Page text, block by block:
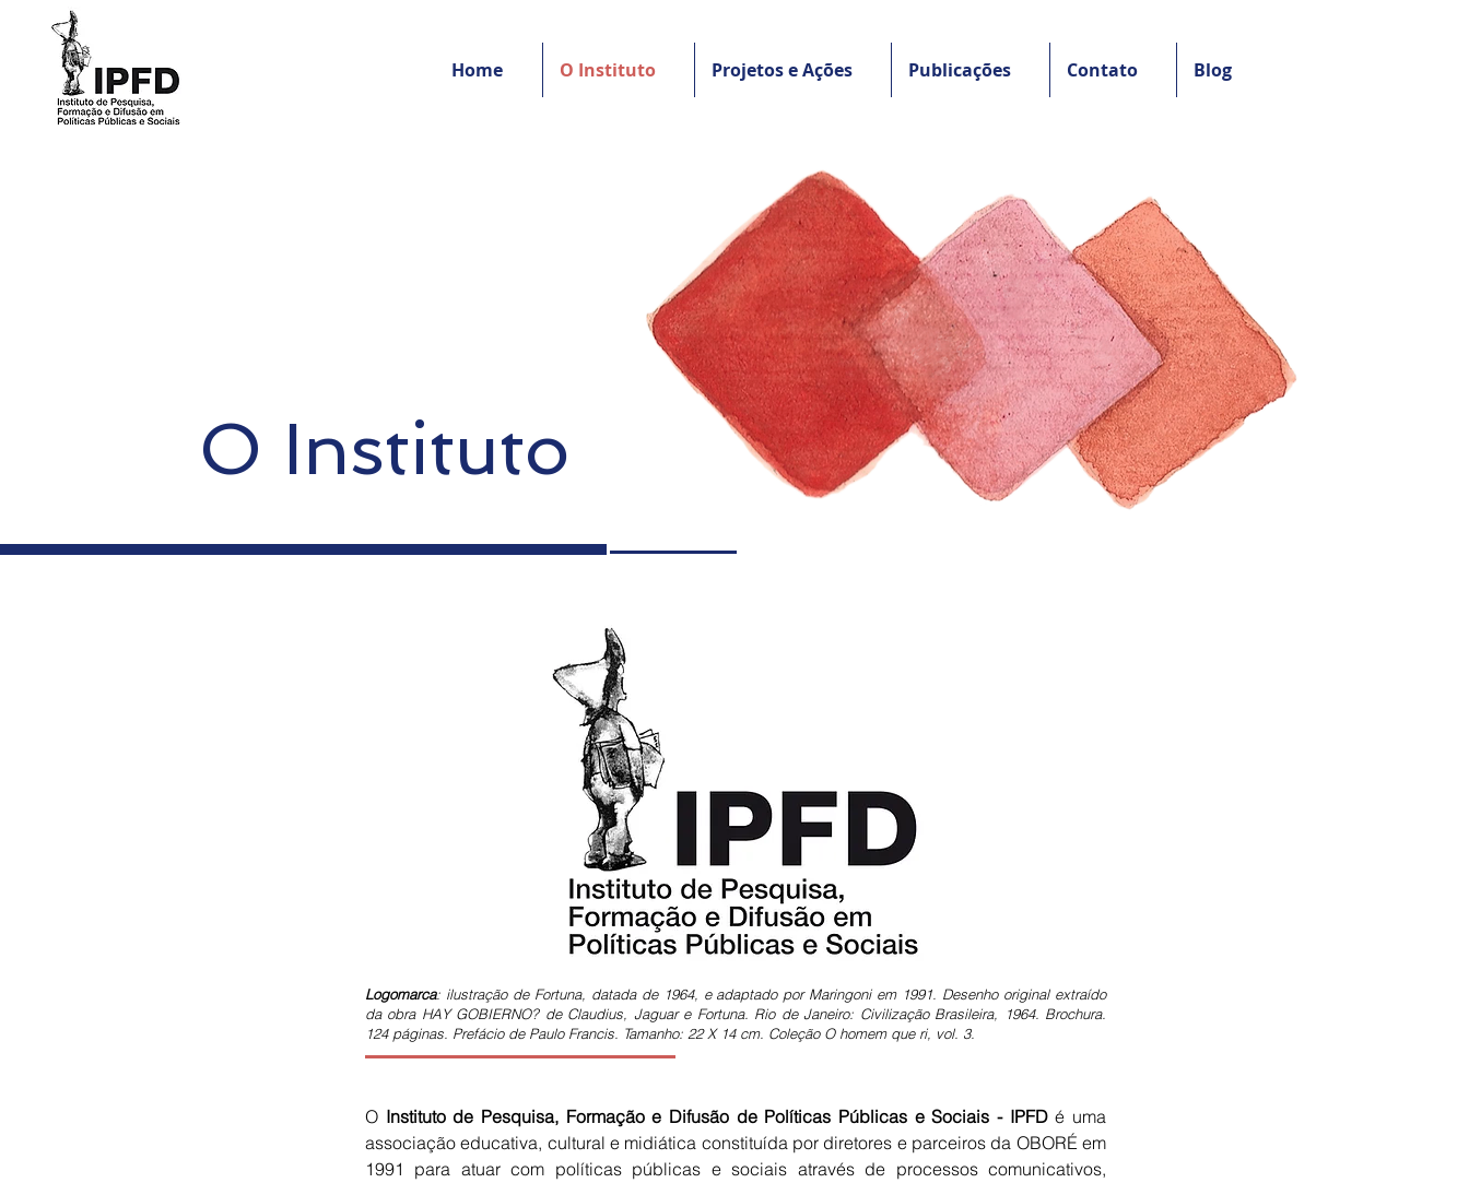
Home O Instituto Projetos e Ações Publicações Contato Blog
O Instituto
O Instituto
Logomarca: ilustração de Fortuna, datada de 1964, e adaptado por Maringoni em 1991. Desenho original extraído
da obra HAY GOBIERNO? de Claudius, Jaguar e Fortuna. Rio de Janeiro: Civilização Brasileira, 1964. Brochura.
124 páginas. Prefácio de Paulo Francis. Tamanho: 22 X 14 cm. Coleção O homem que ri, vol. 3.
O Instituto de Pesquisa, Formação e Difusão de Políticas Públicas e Sociais - IPFDé uma
associação educativa, cultural e midiática constituída por diretores e parceiros da OBORÉ em
1991 para atuar com políticas públicas e sociais através de processos comunicativos,